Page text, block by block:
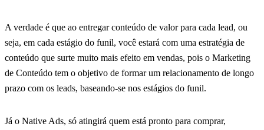
A verdade é que ao entregar conteúdo de valor para cada lead, ou
seja, em cada estágio do funil, você estará com uma estratégia de
conteúdo que surte muito mais efeito em vendas, pois o Marketing
de Conteúdo tem o objetivo de formar um relacionamento de longo
prazo com os leads, baseando-se nos estágios do funil.
Já o Native Ads, só atingirá quem está pronto para comprar,